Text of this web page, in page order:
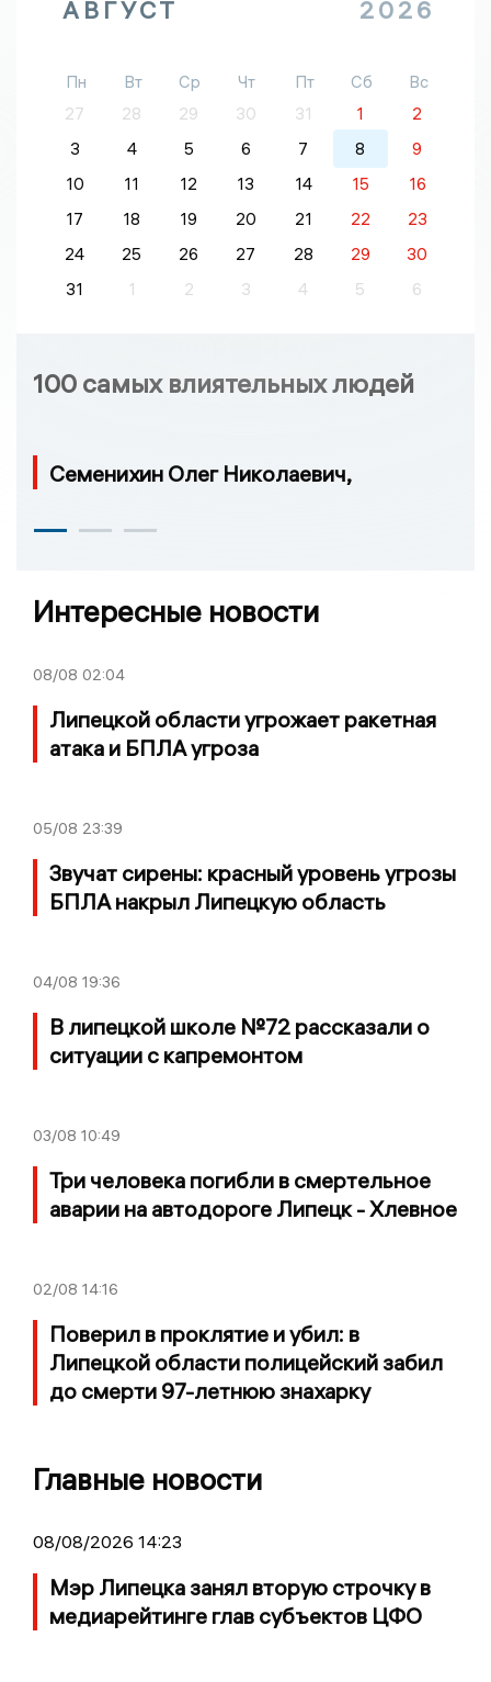
АВГУСТ 2026
Пн Вт Ср Чт Пт Сб
Вс
27
28 29 30 31 1
2
3
4 5 6 7 8
9
10
11 12 13 14 15
16
17
18 19 20 21 22
23
24
25 26 27 28 29
30
31
1 2 3 4 5 6
100 самых влиятельных людей
Семенихин Олег Николаевич,
Интересные новости
08/08 02:04
Липецкой области угрожает ракетная
атака и БПЛА угроза
05/08 23:39
Звучат сирены: красный уровень угрозы
БПЛА накрыл Липецкую область
04/08 19:36
В липецкой школе №72 рассказали о
ситуации с капремонтом
03/08 10:49
Три человека погибли в смертельное
аварии на автодороге Липецк - Хлевное
02/08 14:16
Поверил в проклятие и убил: в
Липецкой области полицейский забил
до смерти 97-летнюю знахарку
Главные новости
08/08/2026 14:23
Мэр Липецка занял вторую строчку в
медиарейтинге глав субъектов ЦФО